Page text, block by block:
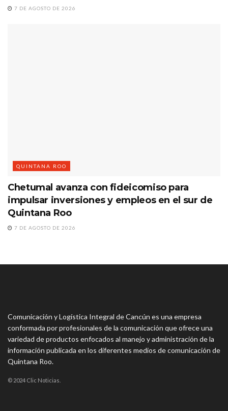
7 DE AGOSTO DE 2026
QUINTANA ROO
Chetumal avanza con fideicomiso para
impulsar inversiones y empleos en el sur de
Quintana Roo
7 DE AGOSTO DE 2026
Comunicación y Logística Integral de Cancún es una empresa
conformada por profesionales de la comunicación que ofrece una
variedad de productos enfocados al manejo y administración de la
información publicada en los diferentes medios de comunicación de
Quintana Roo.
© 2024 Clic Noticias.